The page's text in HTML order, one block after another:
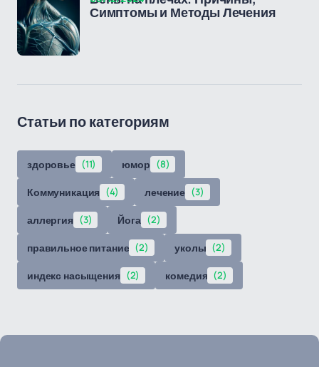
Симптомы и Методы Лечения
Статьи по категориям
здоровье (11) юмор (8)
Коммуникация (4) лечение (3)
аллергия (3) Йога (2)
правильное питание (2) уколы (2)
индекс насыщения (2) комедия (2)